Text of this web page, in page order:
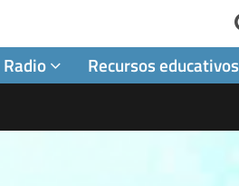
Radio Recursos educativos